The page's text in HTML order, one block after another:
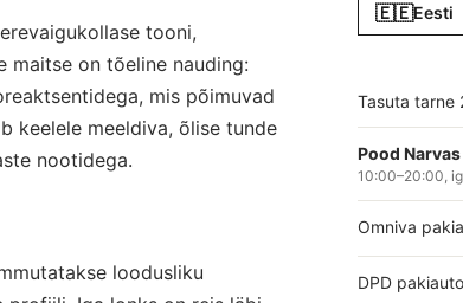
tooni,
maitse on tõeline nauding:
mis põimuvad
keelele meeldiva, õlise tunde
nootidega.
loodusliku
🇪🇪Eesti
Tasuta tarne
Pood
10:00–20:00,
Omniva
DPD